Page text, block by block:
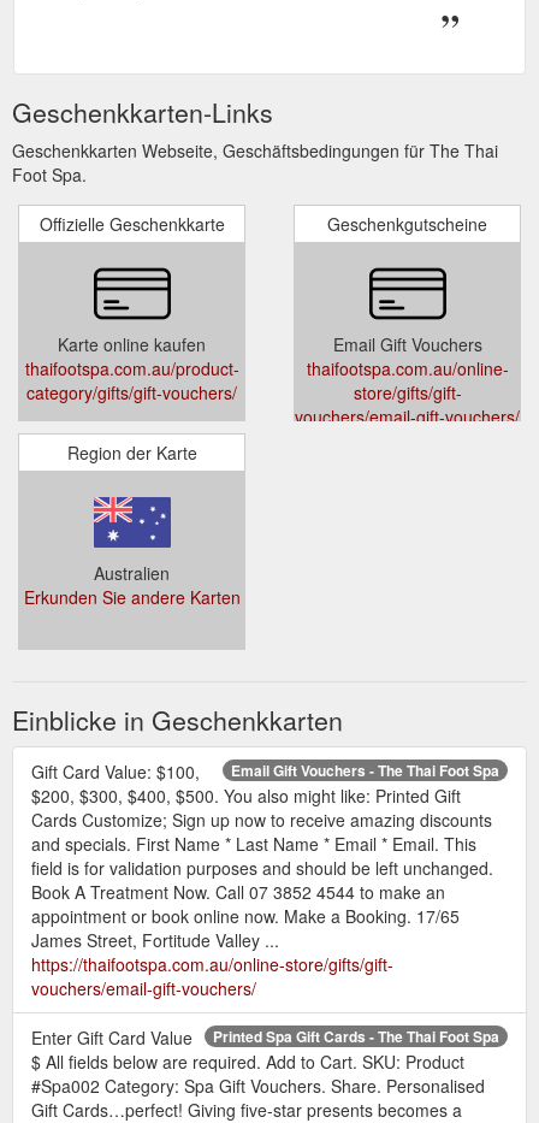
Geschenkkarten-Links
Geschenkkarten Webseite, Geschäftsbedingungen für The Thai
Foot Spa.
Offizielle Geschenkkarte
Karte online kaufen
thaifootspa.com.au/product-
category/gifts/gift-vouchers/
Geschenkgutscheine
Email Gift Vouchers
thaifootspa.com.au/online-
store/gifts/gift-
vouchers/email-gift-vouchers/
Region der Karte
Australien
Erkunden Sie andere Karten
Einblicke in Geschenkkarten
Email Gift Vouchers - The Thai Foot Spa
Gift Card Value: $100,
$200, $300, $400, $500. You also might like: Printed Gift
Cards Customize; Sign up now to receive amazing discounts
and specials. First Name * Last Name * Email * Email. This
field is for validation purposes and should be left unchanged.
Book A Treatment Now. Call 07 3852 4544 to make an
appointment or book online now. Make a Booking. 17/65
James Street, Fortitude Valley ...
https://thaifootspa.com.au/online-store/gifts/gift-
vouchers/email-gift-vouchers/
Printed Spa Gift Cards - The Thai Foot Spa
Enter Gift Card Value
$ All fields below are required. Add to Cart. SKU: Product
#Spa002 Category: Spa Gift Vouchers. Share. Personalised
Gift Cards…perfect! Giving five-star presents becomes a